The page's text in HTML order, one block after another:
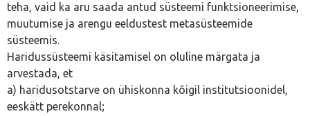
teha, vaid ka aru saada antud süsteemi funktsioneerimise,
muutumise ja arengu eeldustest metasüsteemide
süsteemis.
Haridussüsteemi käsitamisel on oluline märgata ja
arvestada, et
a) haridusotstarve on ühiskonna kõigil institutsioonidel,
eeskätt perekonnal;